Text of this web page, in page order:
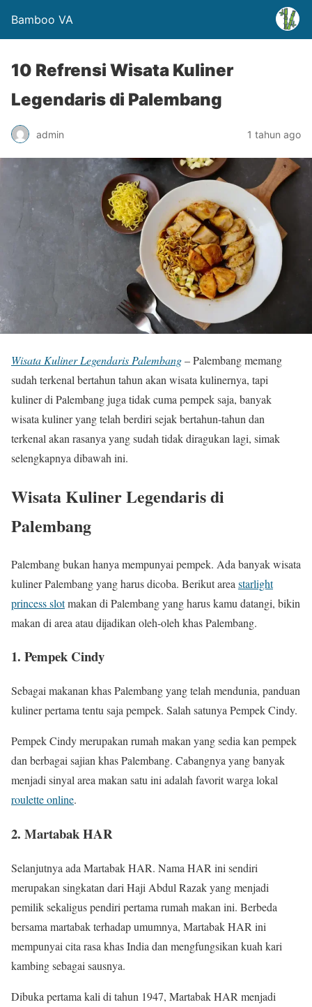
Bamboo VA
10 Refrensi Wisata Kuliner
Legendaris di Palembang
admin 1 tahun ago
Wisata Kuliner Legendaris Palembang– Palembang memang
sudah terkenal bertahun tahun akan wisata kulinernya, tapi
kuliner di Palembang juga tidak cuma pempek saja, banyak
wisata kuliner yang telah berdiri sejak bertahun-tahun dan
terkenal akan rasanya yang sudah tidak diragukan lagi, simak
selengkapnya dibawah ini.
Wisata Kuliner Legendaris di
Palembang
Palembang bukan hanya mempunyai pempek. Ada banyak wisata
kuliner Palembang yang harus dicoba. Berikut area starlight
princess slotmakan di Palembang yang harus kamu datangi, bikin
makan di area atau dijadikan oleh-oleh khas Palembang.
1. Pempek Cindy
Sebagai makanan khas Palembang yang telah mendunia, panduan
kuliner pertama tentu saja pempek. Salah satunya Pempek Cindy.
Pempek Cindy merupakan rumah makan yang sedia kan pempek
dan berbagai sajian khas Palembang. Cabangnya yang banyak
menjadi sinyal area makan satu ini adalah favorit warga lokal
roulette online.
2. Martabak HAR
Selanjutnya ada Martabak HAR. Nama HAR ini sendiri
merupakan singkatan dari Haji Abdul Razak yang menjadi
pemilik sekaligus pendiri pertama rumah makan ini. Berbeda
bersama martabak terhadap umumnya, Martabak HAR ini
mempunyai cita rasa khas India dan mengfungsikan kuah kari
kambing sebagai sausnya.
Dibuka pertama kali di tahun 1947, Martabak HAR menjadi